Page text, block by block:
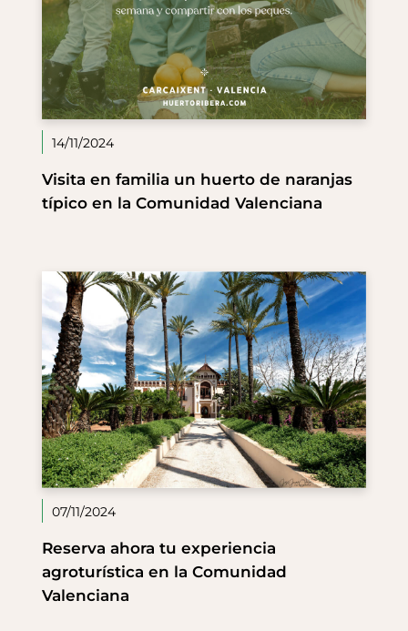
14/11/2024
Visita en familia un huerto de naranjas
típico en la Comunidad Valenciana
07/11/2024
Reserva ahora tu experiencia
agroturística en la Comunidad
Valenciana